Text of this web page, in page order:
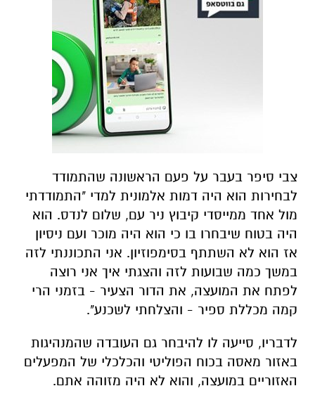
צבי סיפר בעבר על פעם הראשונה שהתמודד
לבחירות הוא היה דמות אלמונית למדי "התמודדתי
מול אחד ממייסדי קיבוץ ניר עם, שלום לנדס. הוא
היה בטוח שיבחרו בו כי הוא היה מוכר ועם ניסיון
אז הוא לא השתתף בסימפוזיון. אני התכוננתי לזה
במשך כמה שבועות לזה והצגתי איך אני רוצה
לפתח את המועצה, את הדור הצעיר - בזמני הרי
קמה מכללת ספיר - והצלחתי לשכנע".
לדבריו, סייעה לו להיבחר גם העובדה שהמנהיגות
באזור מאסה בכוח הפוליטי והכלכלי של המפעלים
האזוריים במועצה, והוא לא היה מזוהה אתם.